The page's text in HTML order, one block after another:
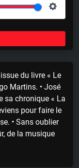
S
e
i
n
g
s
du livre « Le
Martins. • José
sa chronique « La
pour faire le
• Sans oublier
de la musique